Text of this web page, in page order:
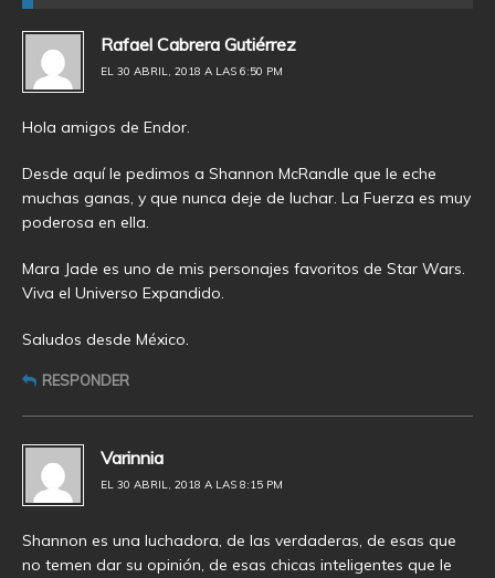
Rafael Cabrera Gutiérrez
EL 30 ABRIL, 2018 A LAS 6:50 PM
Hola amigos de Endor.
Desde aquí le pedimos a Shannon McRandle que le eche
muchas ganas, y que nunca deje de luchar. La Fuerza es muy
poderosa en ella.
Mara Jade es uno de mis personajes favoritos de Star Wars.
Viva el Universo Expandido.
Saludos desde México.
RESPONDER
Varinnia
EL 30 ABRIL, 2018 A LAS 8:15 PM
Shannon es una luchadora, de las verdaderas, de esas que
no temen dar su opinión, de esas chicas inteligentes que le